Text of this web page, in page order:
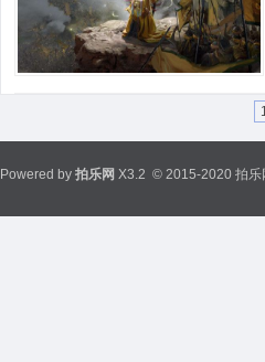
Powered by 拍乐网 X3.2 © 2015-2020 拍乐